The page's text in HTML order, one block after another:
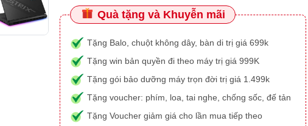
Quà tặng và Khuyễn mãi
Tặng Balo, chuột không dây, bàn di trị giá 699k
Tặng win bản quyền đi theo máy trị giá 999K
Tặng gói bảo dưỡng máy trọn đời trị giá 1.499k
Tặng voucher: phím, loa, tai nghe, chống sốc, đế tản
Tặng Voucher giảm giá cho lần mua tiếp theo